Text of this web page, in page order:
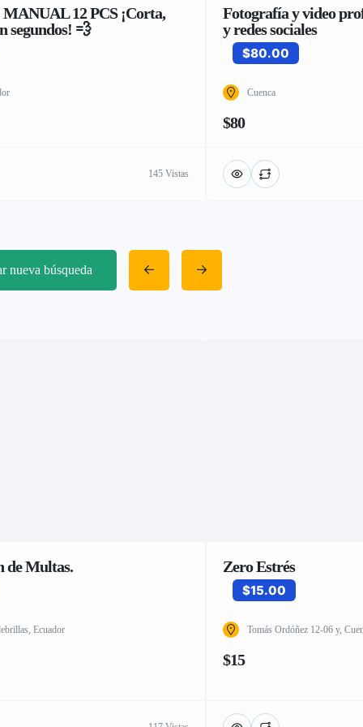
12 PCS ¡Corta,
segundos! 💨
145 Vistas
Fotografía y video
y redes sociales
$80.00
Cuenca
$80
nueva búsqueda
de Multas.
Ecuador
Zero Estrés
$15.00
Tomás Ordóñez 12-06 y,
$15